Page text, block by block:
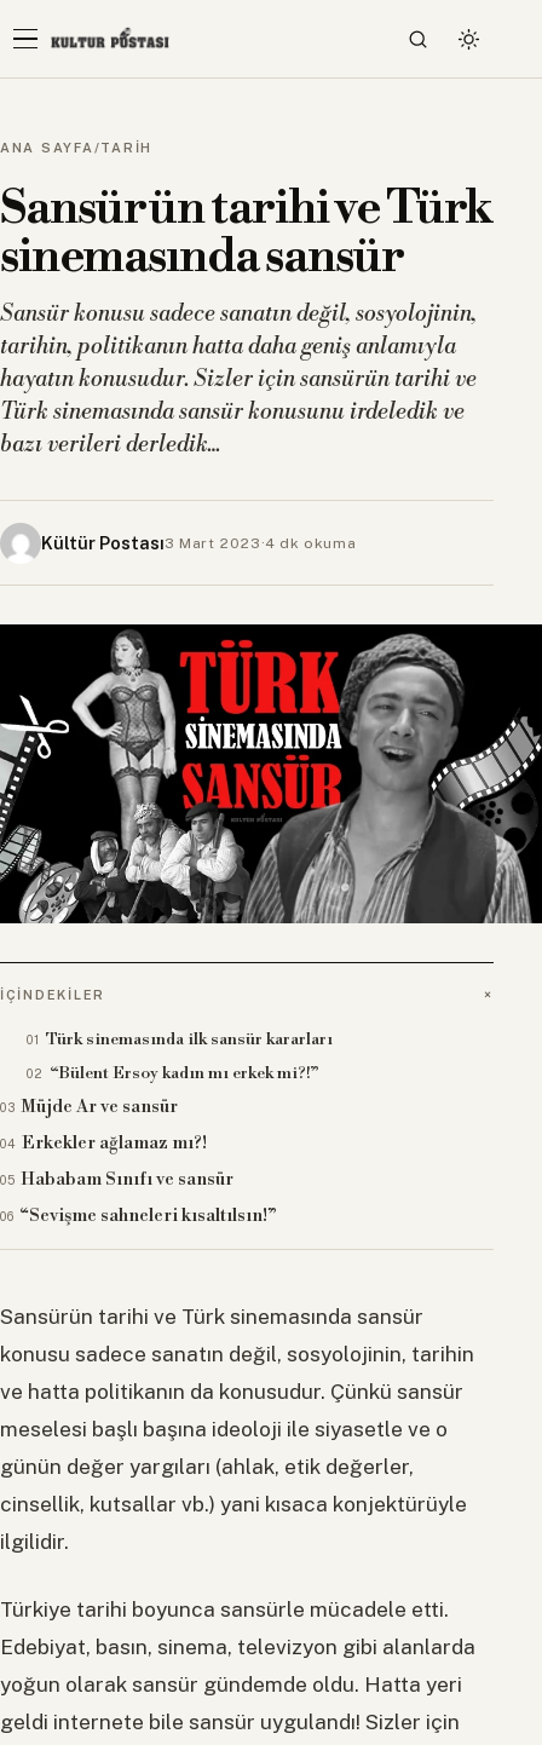
ANA SAYFA /TARİH
Sansürün tarihi ve Türk
sinemasında sansür
Sansür konusu sadece sanatın değil, sosyolojinin,
tarihin, politikanın hatta daha geniş anlamıyla
hayatın konusudur. Sizler için sansürün tarihi ve
Türk sinemasında sansür konusunu irdeledik ve
bazı verileri derledik…
Kültür Postası3 Mart 2023 ·4 dk okuma
İÇINDEKILER
Türk sinemasında ilk sansür kararları
“Bülent Ersoy kadın mı erkek mi?!”
Müjde Ar ve sansür
Erkekler ağlamaz mı?!
Hababam Sınıfı ve sansür
“Sevişme sahneleri kısaltılsın!”
Sansürün tarihi ve Türk sinemasında sansür
konusu sadece sanatın değil, sosyolojinin, tarihin
ve hatta politikanın da konusudur. Çünkü sansür
meselesi başlı başına ideoloji ile siyasetle ve o
günün değer yargıları (ahlak, etik değerler,
cinsellik, kutsallar vb.) yani kısaca konjektürüyle
ilgilidir.
Türkiye tarihi boyunca sansürle mücadele etti.
Edebiyat, basın, sinema, televizyon gibi alanlarda
yoğun olarak sansür gündemde oldu. Hatta yeri
geldi internete bile sansür uygulandı! Sizler için